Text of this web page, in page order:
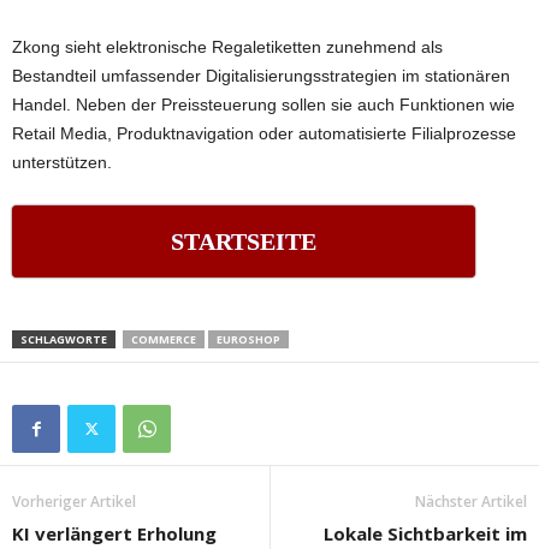
Zkong sieht elektronische Regaletiketten zunehmend als
Bestandteil umfassender Digitalisierungsstrategien im stationären
Handel. Neben der Preissteuerung sollen sie auch Funktionen wie
Retail Media, Produktnavigation oder automatisierte Filialprozesse
unterstützen.
STARTSEITE
SCHLAGWORTE COMMERCE EUROSHOP
Vorheriger Artikel
KI verlängert Erholung
Nächster Artikel
Lokale Sichtbarkeit im